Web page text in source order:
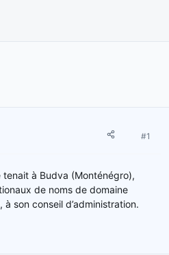
#1
tenait à Budva (Monténégro),
de noms de domaine
son conseil d’administration.